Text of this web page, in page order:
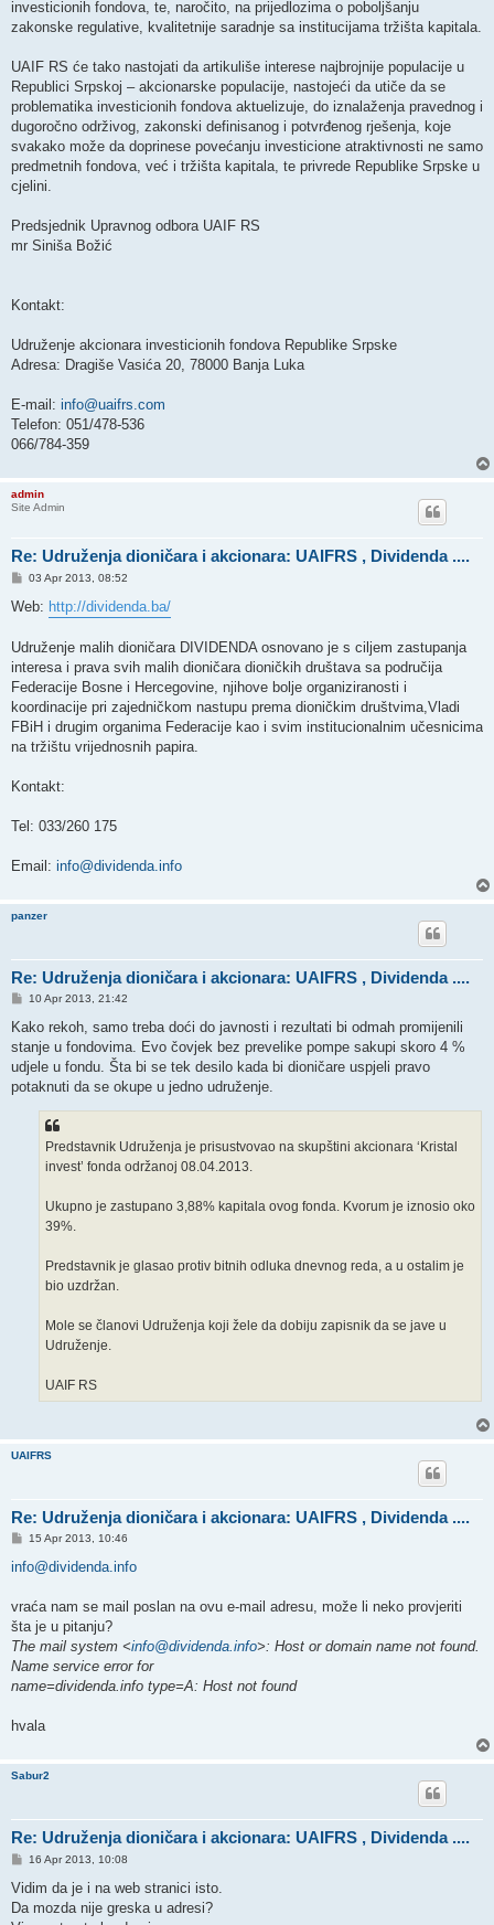
investicionih fondova, te, naročito, na prijedlozima o poboljšanju
zakonske regulative, kvalitetnije saradnje sa institucijama tržišta kapitala.
UAIF RS će tako nastojati da artikuliše interese najbrojnije populacije u
Republici Srpskoj – akcionarske populacije, nastojeći da utiče da se
problematika investicionih fondova aktuelizuje, do iznalaženja pravednog i
dugoročno održivog, zakonski definisanog i potvrđenog rješenja, koje
svakako može da doprinese povećanju investicione atraktivnosti ne samo
predmetnih fondova, već i tržišta kapitala, te privrede Republike Srpske u
cjelini.
Predsjednik Upravnog odbora UAIF RS
mr Siniša Božić
Kontakt:
Udruženje akcionara investicionih fondova Republike Srpske
Adresa: Dragiše Vasića 20, 78000 Banja Luka
E-mail: info@uaifrs.com
Telefon: 051/478-536
066/784-359
admin
Site Admin
Re: Udruženja dioničara i akcionara: UAIFRS , Dividenda ....
P
s
03 Apr 2013, 08:52
Web: http://dividenda.ba/
Udruženje malih dioničara DIVIDENDA osnovano je s ciljem zastupanja
interesa i prava svih malih dioničara dioničkih društava sa područija
Federacije Bosne i Hercegovine, njihove bolje organiziranosti i
koordinacije pri zajedničkom nastupu prema dioničkim društvima,Vladi
FBiH i drugim organima Federacije kao i svim institucionalnim učesnicima
na tržištu vrijednosnih papira.
Kontakt:
Tel: 033/260 175
Email: info@dividenda.info
panzer
Re: Udruženja dioničara i akcionara: UAIFRS , Dividenda ....
P
s
10 Apr 2013, 21:42
Kako rekoh, samo treba doći do javnosti i rezultati bi odmah promijenili
stanje u fondovima. Evo čovjek bez prevelike pompe sakupi skoro 4 %
udjele u fondu. Šta bi se tek desilo kada bi dioničare uspjeli pravo
potaknuti da se okupe u jedno udruženje.
Predstavnik Udruženja je prisustvovao na skupštini akcionara ‘Kristal
invest’ fonda održanoj 08.04.2013.
Ukupno je zastupano 3,88% kapitala ovog fonda. Kvorum je iznosio oko
39%.
Predstavnik je glasao protiv bitnih odluka dnevnog reda, a u ostalim je
bio uzdržan.
Mole se članovi Udruženja koji žele da dobiju zapisnik da se jave u
Udruženje.
UAIF RS
UAIFRS
Re: Udruženja dioničara i akcionara: UAIFRS , Dividenda ....
P
s
15 Apr 2013, 10:46
info@dividenda.info
vraća nam se mail poslan na ovu e-mail adresu, može li neko provjeriti
šta je u pitanju?
The mail system <info@dividenda.info>: Host or domain name not found.
Name service error for
name=dividenda.info type=A: Host not found
hvala
Sabur2
Re: Udruženja dioničara i akcionara: UAIFRS , Dividenda ....
P
s
16 Apr 2013, 10:08
Vidim da je i na web stranici isto.
Da mozda nije greska u adresi?